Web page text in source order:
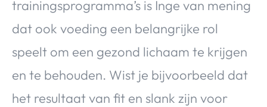
trainingsprogramma’s is Inge van mening
dat ook voeding een belangrijke rol
speelt om een gezond lichaam te krijgen
en te behouden. Wist je bijvoorbeeld dat
het resultaat van fit en slank zijn voor